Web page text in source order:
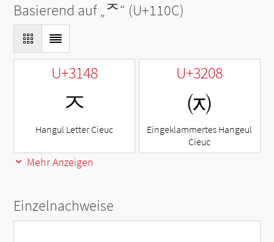
Basierend auf „ᄌ“ (U+110C)
U+3148
ㅈ
Hangul Letter Cieuc
U+3208
㈈
Eingeklammertes Hangeul
Cieuc
Mehr Anzeigen
Einzelnachweise